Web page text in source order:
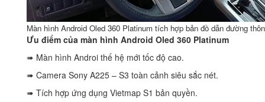
Màn hình Android Oled 360 Platinum tích hợp bản đồ dẫn đường
Ưu điểm của màn hình Android Oled 360 Platinum
➠ Màn hình Androi thế hệ mới tốc độ cao.
➠ Camera Sony A225 – S3 toàn cảnh siêu sắc nét.
➠ Tích hợp ứng dụng Vietmap S1 bản quyền.